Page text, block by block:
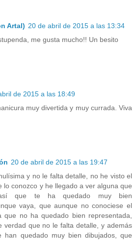
Artal) 20 de abril de 2015 a las 13:34
me gusta mucho!! Un besito
de 2015 a las 18:49
muy divertida y muy currada. Viva
20 de abril de 2015 a las 19:47
y no le falta detalle, no he visto el
lo conozco y he llegado a ver alguna que
que te ha quedado muy bien
vaya, que aunque no conociese el
no ha quedado bien representada,
verdad que no le falta detalle, y además
han quedado muy bien dibujados, que